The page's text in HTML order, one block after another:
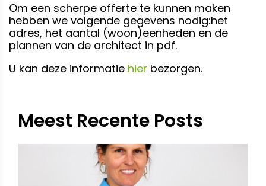
Om een scherpe offerte te kunnen maken
hebben we volgende gegevens nodig:het
adres, het aantal (woon)eenheden en de
plannen van de architect in pdf.
U kan deze informatie hier bezorgen.
Meest Recente Posts